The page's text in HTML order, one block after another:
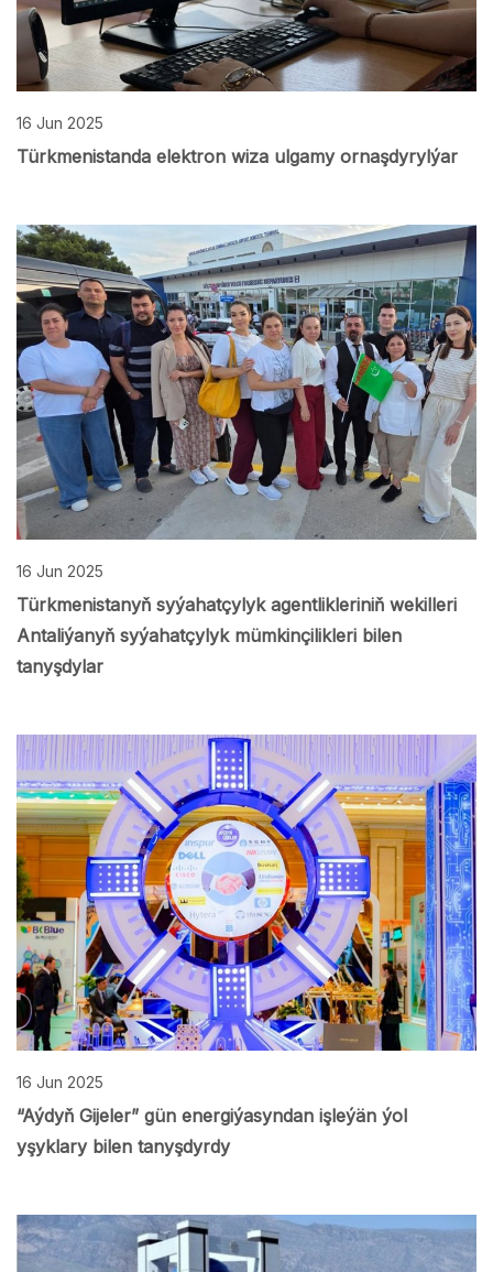
16 Jun 2025
Türkmenistanda elektron wiza ulgamy ornaşdyrylýar
16 Jun 2025
Türkmenistanyň syýahatçylyk agentlikleriniň wekilleri
Antaliýanyň syýahatçylyk mümkinçilikleri bilen
tanyşdylar
16 Jun 2025
“Aýdyň Gijeler” gün energiýasyndan işleýän ýol
yşyklary bilen tanyşdyrdy